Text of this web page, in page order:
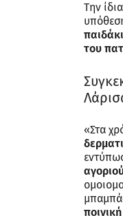
Την
του
«Στα